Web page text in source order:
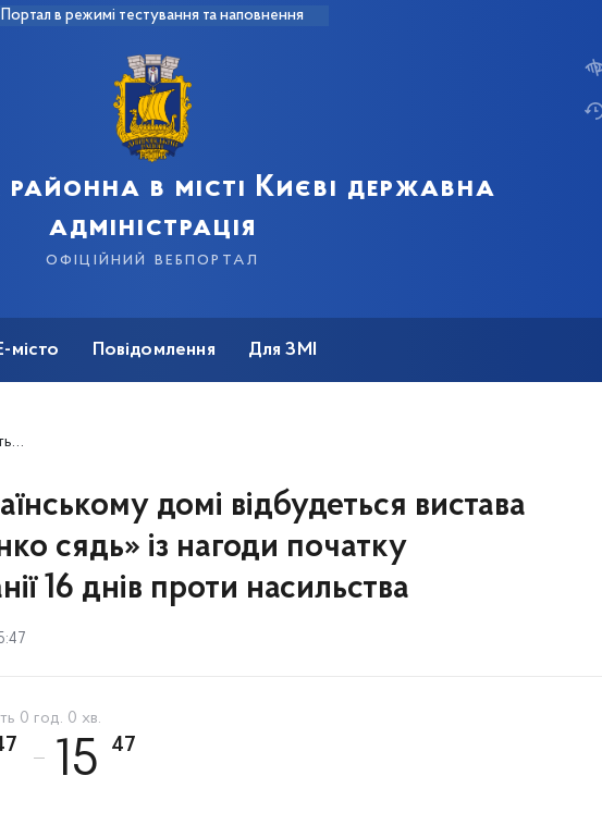
Портал в режимі тестування та наповнення
в місті Києві державна
адміністрація
офіційний вебпортал
місто Повідомлення Для ЗМІ
домі відбудеться вистава
сядь» із нагоди початку
16 днів проти насильства
0 год. 0 хв.
15 47